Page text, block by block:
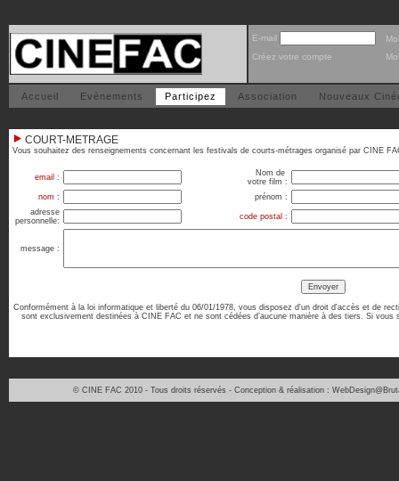
E-mail
Créez votre compte
Accueil Evènements Participez Association Nouveaux
COURT-METRAGE
Vous souhaitez des renseignements concernant les festivals de courts-métrages organisé par CINE
email :
Nom de
votre film :
nom :
prénom :
adresse
personnelle:
code postal :
message :
Conformément à la loi informatique et liberté du 06/01/1978, vous disposez d'un droit d'accès et de
sont exclusivement destinées à CINE FAC et ne sont cédées d’aucune manière à des tiers. Si
© CINE FAC 2010 - Tous droits réservés - Conception & réalisation :